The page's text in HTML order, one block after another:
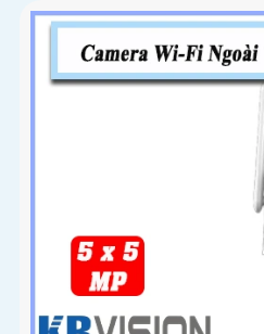
hợp WiFi 6, hỗ trợ Auto